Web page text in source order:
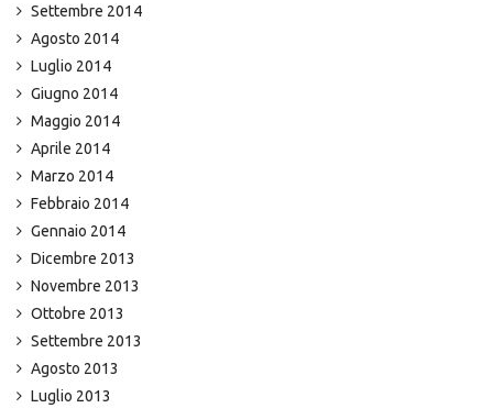
Settembre 2014
Agosto 2014
Luglio 2014
Giugno 2014
Maggio 2014
Aprile 2014
Marzo 2014
Febbraio 2014
Gennaio 2014
Dicembre 2013
Novembre 2013
Ottobre 2013
Settembre 2013
Agosto 2013
Luglio 2013